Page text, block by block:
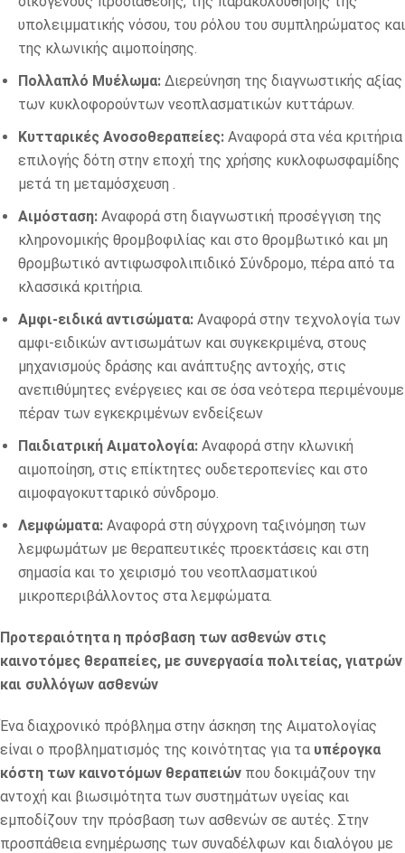
υπολειμματικής νόσου, του ρόλου του συμπληρώματος και
της κλωνικής αιμοποίησης.
Πολλαπλό Μυέλωμα: Διερεύνηση της διαγνωστικής αξίας
των κυκλοφορούντων νεοπλασματικών κυττάρων.
Κυτταρικές Ανοσοθεραπείες: Αναφορά στα νέα κριτήρια
επιλογής δότη στην εποχή της χρήσης κυκλοφωσφαμίδης
μετά τη μεταμόσχευση .
Αιμόσταση: Αναφορά στη διαγνωστική προσέγγιση της
κληρονομικής θρομβοφιλίας και στο θρομβωτικό και μη
θρομβωτικό αντιφωσφολιπιδικό Σύνδρομο, πέρα από τα
κλασσικά κριτήρια.
Aμφι-ειδικά αντισώματα: Αναφορά στην τεχνολογία των
αμφι-ειδικών αντισωμάτων και συγκεκριμένα, στους
μηχανισμούς δράσης και ανάπτυξης αντοχής, στις
ανεπιθύμητες ενέργειες και σε όσα νεότερα περιμένουμε
πέραν των εγκεκριμένων ενδείξεων
Παιδιατρική Αιματολογία: Αναφορά στην κλωνική
αιμοποίηση, στις επίκτητες ουδετεροπενίες και στο
αιμοφαγοκυτταρικό σύνδρομο.
Λεμφώματα: Αναφορά στη σύγχρονη ταξινόμηση των
λεμφωμάτων με θεραπευτικές προεκτάσεις και στη
σημασία και το χειρισμό του νεοπλασματικού
μικροπεριβάλλοντος στα λεμφώματα.
Προτεραιότητα η πρόσβαση των ασθενών στις
καινοτόμες θεραπείες, με συνεργασία πολιτείας, γιατρών
και συλλόγων ασθενών
Ένα διαχρονικό πρόβλημα στην άσκηση της Αιματολογίας
είναι ο προβληματισμός της κοινότητας για τα υπέρογκα
κόστη των καινοτόμων θεραπειών που δοκιμάζουν την
αντοχή και βιωσιμότητα των συστημάτων υγείας και
εμποδίζουν την πρόσβαση των ασθενών σε αυτές. Στην
προσπάθεια ενημέρωσης των συναδέλφων και διαλόγου με